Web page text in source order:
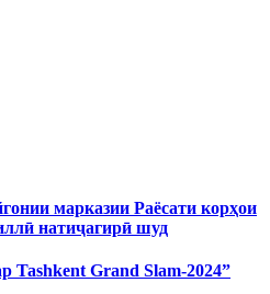
марказии Раёсати корҳои
натиҷагирӣ шуд
Tashkent Grand Slam-2024”